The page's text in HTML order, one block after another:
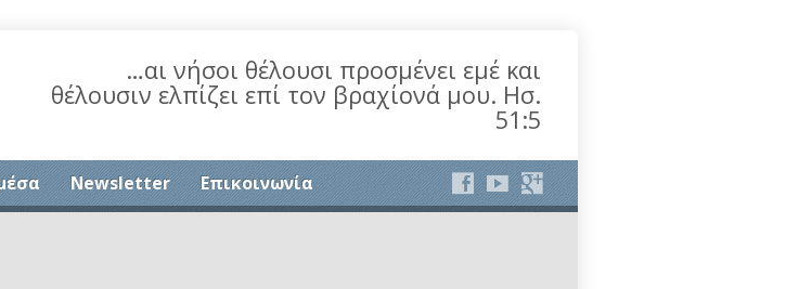
…αι νήσοι θέλουσι προσμένει εμέ και
θέλουσιν ελπίζει επί τον βραχίονά μου. Ησ.
51:5
Newsletter Επικοινωνία